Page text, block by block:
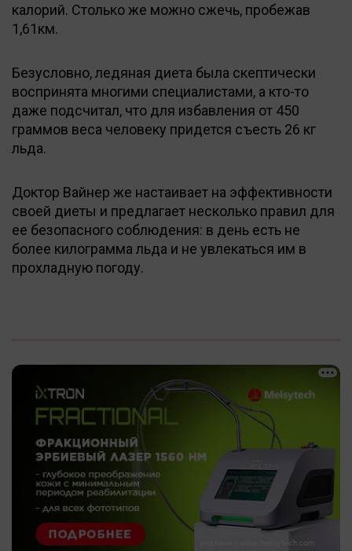
калорий. Столько же можно сжечь, пробежав
1,61км.
Безусловно, ледяная диета была скептически
воспринята многими специалистами, а кто-то
даже подсчитал, что для избавления от 450
граммов веса человеку придется съесть 26 кг
льда.
Доктор Вайнер же настаивает на эффективности
своей диеты и предлагает несколько правил для
ее безопасного соблюдения: в день есть не
более килограмма льда и не увлекаться им в
прохладную погоду.